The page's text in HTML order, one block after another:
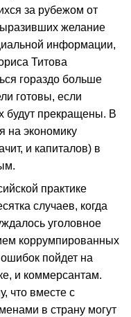
за рубежом от
желание
информации,
Титова
гораздо больше
готовы, если
будут прекращены. В
на экономику
и капиталов) в
практике
случаев, когда
уголовное
коррумпированных
пойдет на
и коммерсантам.
что вместе с
в страну могут